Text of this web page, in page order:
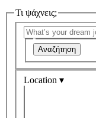
Τι ψάχνεις;
Αναζήτηση
Location ▾